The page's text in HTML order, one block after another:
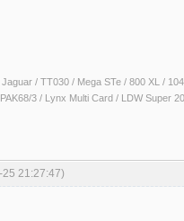
/ TT030 / Mega STe / 800 XL /
3 / Lynx Multi Card / LDW Super
21:27:47)